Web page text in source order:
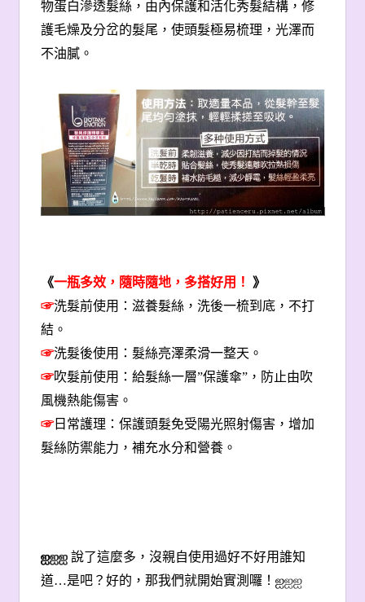
物蛋白滲透髮絲，由內保護和活化秀髮結構，修
護毛燥及分岔的髮尾，使頭髮極易梳理，光澤而
不油膩。
《一瓶多效，隨時隨地，多搭好用！ 》
☞洗髮前使用：滋養髮絲，洗後一梳到底，不打
結。
☞洗髮後使用：髮絲亮澤柔滑一整天。
☞吹髮前使用：給髮絲一層”保護傘”，防止由吹
風機熱能傷害。
☞日常護理：保護頭髮免受陽光照射傷害，增加
髮絲防禦能力，補充水分和營養。
ஐஐஐ 說了這麼多，沒親自使用過好不好用誰知
道…是吧？好的，那我們就開始實測囉！ ஐஐஐ